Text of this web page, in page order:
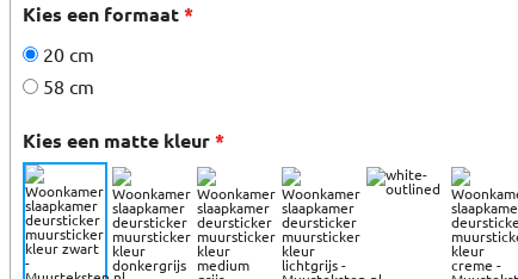
Kies een formaat*
20 cm
58 cm
Kies een matte kleur*